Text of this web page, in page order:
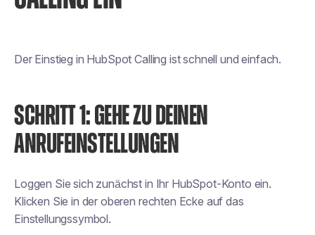
Der Einstieg in HubSpot Calling ist schnell und einfach.
SCHRITT 1: GEHE ZU DEINEN
ANRUFEINSTELLUNGEN
Loggen Sie sich zunächst in Ihr HubSpot-Konto ein.
Klicken Sie in der oberen rechten Ecke auf das
Einstellungssymbol.